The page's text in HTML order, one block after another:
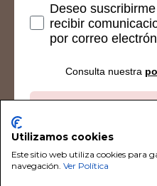
Deseo
recibir
por correo
Consulta nuestra
Utilizamos cookies
Este sitio web utiliza cookies para
navegación. Ver Política